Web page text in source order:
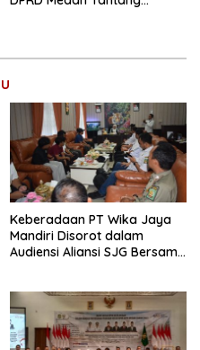
Keberadaan PT Wika Jaya
Mandiri Disorot dalam
Audiensi Aliansi SJG Bersama